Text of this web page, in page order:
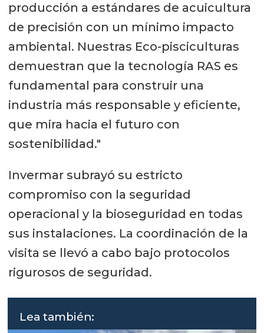
producción a estándares de acuicultura
de precisión con un mínimo impacto
ambiental. Nuestras Eco-pisciculturas
demuestran que la tecnología RAS es
fundamental para construir una
industria más responsable y eficiente,
que mira hacia el futuro con
sostenibilidad."
Invermar subrayó su estricto
compromiso con la seguridad
operacional y la bioseguridad en todas
sus instalaciones. La coordinación de la
visita se llevó a cabo bajo protocolos
rigurosos de seguridad.
Lea también: